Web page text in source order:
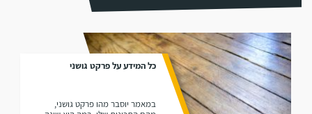
כל המידע על פרקט גושני
במאמר יוסבר מהו פרקט גושני,